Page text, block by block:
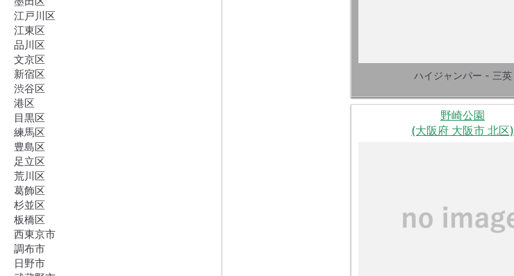
江戸川区
江東区
品川区
文京区
新宿区
渋谷区
港区
目黒区
練馬区
豊島区
足立区
荒川区
葛飾区
杉並区
板橋区
西東京市
調布市
日野市
ハイジャンパー - 三英
野崎公園
(大阪府 大阪市 北区)